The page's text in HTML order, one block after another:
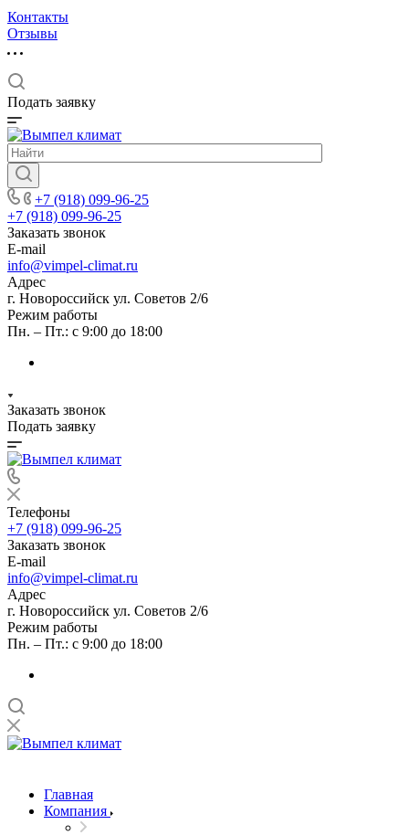
Контакты
Отзывы
Подать заявку
+7 (918) 099-96-25
+7 (918) 099-96-25
Заказать звонок
E-mail
info@vimpel-climat.ru
Адрес
г. Новороссийск ул. Советов 2/6
Режим работы
Пн. – Пт.: с 9:00 до 18:00
Заказать звонок
Подать заявку
Телефоны
+7 (918) 099-96-25
Заказать звонок
E-mail
info@vimpel-climat.ru
Адрес
г. Новороссийск ул. Советов 2/6
Режим работы
Пн. – Пт.: с 9:00 до 18:00
Главная
Компания